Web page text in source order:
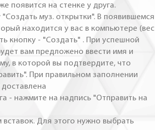
появится на стенке у друга.
муз. открытки". В появившемся
находится у вас в компьютере (вес
кнопку - "Создать" . При успешной
вам предложено ввести имя и
в которой вы подтвердите, что
При правильном заполнении
- нажмите на надпись "Отправить на
Для этого нужно выбрать